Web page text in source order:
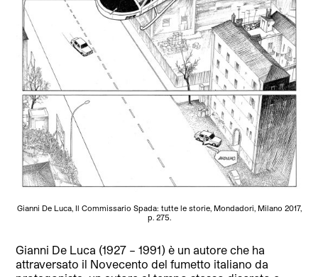
Gianni De Luca, Il Commissario Spada: tutte le storie, Mondadori, Milano 2017,
p. 275.
Gianni De Luca (1927 – 1991) è un autore che ha
attraversato il Novecento del fumetto italiano da